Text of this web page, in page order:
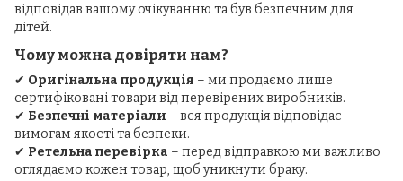
відповідав вашому очікуванню та був безпечним для
дітей.
Чому можна довіряти нам?
✔ Оригінальна продукція – ми продаємо лише
сертифіковані товари від перевірених виробників.
✔ Безпечні матеріали – вся продукція відповідає
вимогам якості та безпеки.
✔ Ретельна перевірка – перед відправкою ми важливо
оглядаємо кожен товар, щоб уникнути браку.